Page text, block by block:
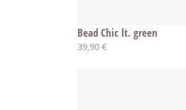
Bead Chic lt. green
39,90 €